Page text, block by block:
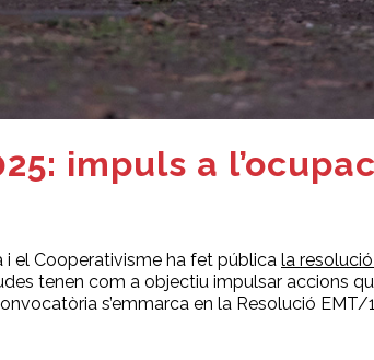
impuls a
i el Cooperativisme ha fet pública la
tenen com a objectiu impulsar accions
s’emmarca en la Resolució